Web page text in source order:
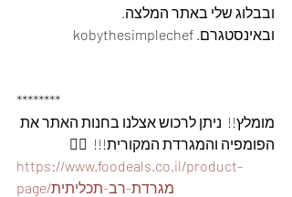
ובבלוג שלי באתר המלצה.
ובאינסטגרם. kobythesimplechef
********
מומלץ!!  ניתן לרכוש אצלנו בחנות האתר את
הפומפיה והמגרדת המקורית!!!  👇🏽
https://www.foodeals.co.il/product-
page/מגרדת-רב-תכליתית